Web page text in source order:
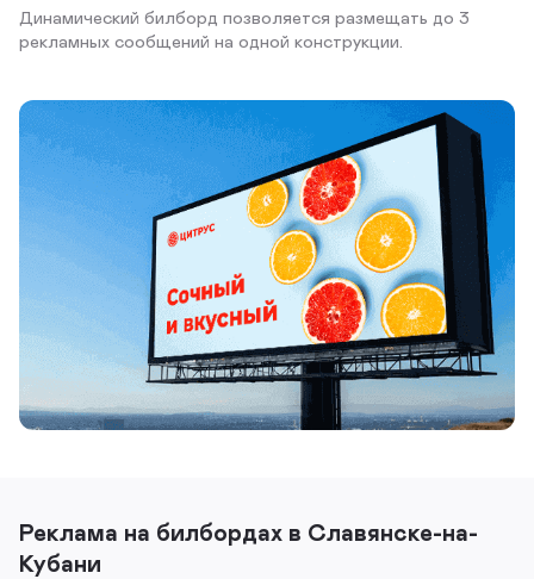
Динамический билборд позволяется размещать до 3
рекламных сообщений на одной конструкции.
Реклама на билбордах в Славянске-на-
Кубани